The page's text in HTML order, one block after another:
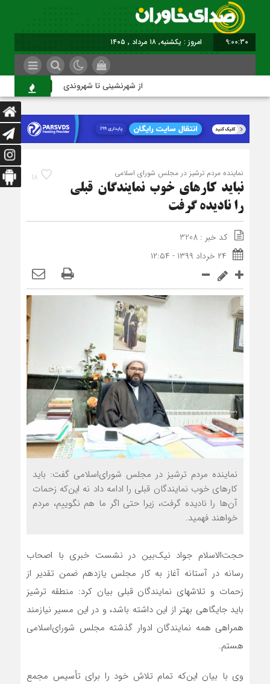
9:00:31 امروز : یکشنبه, ۱۸ مرداد , ۱۴۰۵
از شهرنشینی تا شهروندی
18 نماینده مردم ترشیز در مجلس شورای اسلامی
نباید کارهای خوب نمایندگان قبلی
را نادیده گرفت
کد خبر : 3208
۲۴ خرداد ۱۳۹۹ - ۱۲:۵۴
نماینده مردم ترشیز در مجلس شورای‌اسلامی گفت: باید
کارهای خوب نمایندگان قبلی را ادامه داد نه این‌که زحمات
آن‌ها را نادیده گرفت، زیرا حتی اگر ما هم نگوییم، مردم
خواهند فهمید.
حجت‌الاسلام جواد نیک‌بین در نشست خبری با اصحاب
رسانه در آستانه آغاز به کار مجلس یازدهم ضمن تقدیر از
زحمات و تلاش‎های نمایندگان قبلی بیان کرد: منطقه ترشیز
باید جایگاهی بهتر از این داشته باشد، و در این مسیر نیازمند
همراهی همه نمایندگان ادوار گذشته مجلس شورای‌اسلامی
هستم.
وی با بیان این‌که تمام تلاش خود را برای تأسیس مجمع